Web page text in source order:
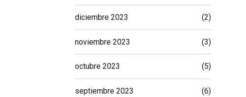
diciembre 2023 (2)
noviembre 2023 (3)
octubre 2023 (5)
septiembre 2023 (6)